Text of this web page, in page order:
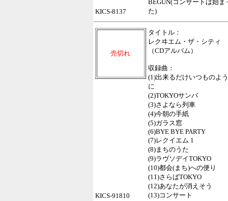
BEGUN(コンサートは始ま
た)
KICS-8137
売切れ
タイトル：
レクヰエム・ザ・シティ
（CDアルバム）
収録曲：
(1)出来るだけいつものよう
に
(2)TOKYOサンバ
(3)さよなら列車
(4)今朝の手紙
(5)ガラス窓
(6)BYE BYE PARTY
(7)レクイエム 1
(8)まちのうた
(9)ラヴソデイTOKYO
(10)都会(まち)への便り
(11)さらばTOKYO
(12)あなたが消えそう
(13)コンサート
KICS-91810